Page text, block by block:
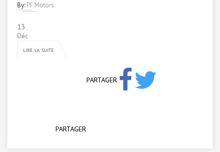
By: PF Motors
13
Déc
LIRE LA SUITE
PARTAGER
PARTAGER